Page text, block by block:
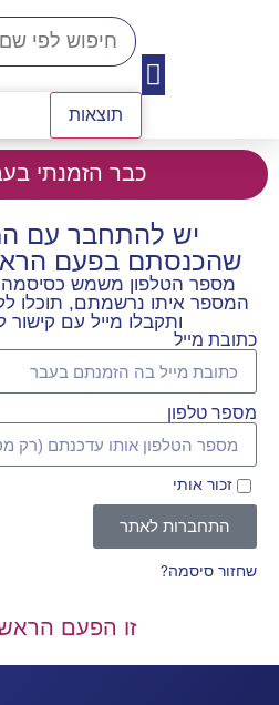
תוצאות
כבר הזמנתי
זו הפעם
יש להתחבר עם
שהכנסתם בפעם
מספר הטלפון משמש
המספר איתו נרשמתם, תוכלו
ותקבלו מייל עם
כתובת מייל
מספר טלפון
זכור אותי
התחברות לאתר
שחזור סיסמה?